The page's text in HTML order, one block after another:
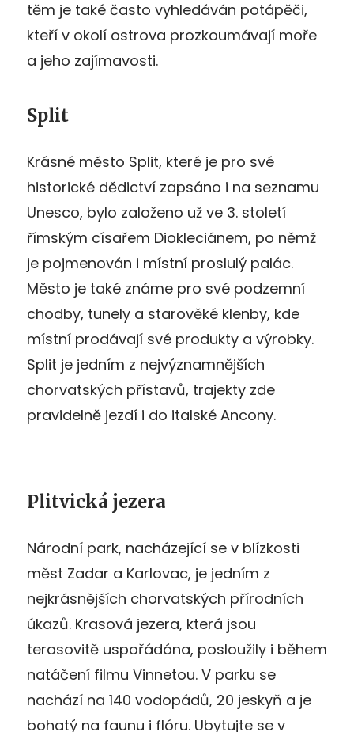
těm je také často vyhledáván potápěči,
kteří v okolí ostrova prozkoumávají moře
a jeho zajímavosti.
Split
Krásné město Split, které je pro své
historické dědictví zapsáno i na seznamu
Unesco, bylo založeno už ve 3. století
římským císařem Diokleciánem, po němž
je pojmenován i místní proslulý palác.
Město je také známe pro své podzemní
chodby, tunely a starověké klenby, kde
místní prodávají své produkty a výrobky.
Split je jedním z nejvýznamnějších
chorvatských přístavů, trajekty zde
pravidelně jezdí i do italské Ancony.
Plitvická jezera
Národní park, nacházející se v blízkosti
měst Zadar a Karlovac, je jedním z
nejkrásnějších chorvatských přírodních
úkazů. Krasová jezera, která jsou
terasovitě uspořádána, posloužily i během
natáčení filmu Vinnetou. V parku se
nachází na 140 vodopádů, 20 jeskyň a je
bohatý na faunu i flóru. Ubytujte se v